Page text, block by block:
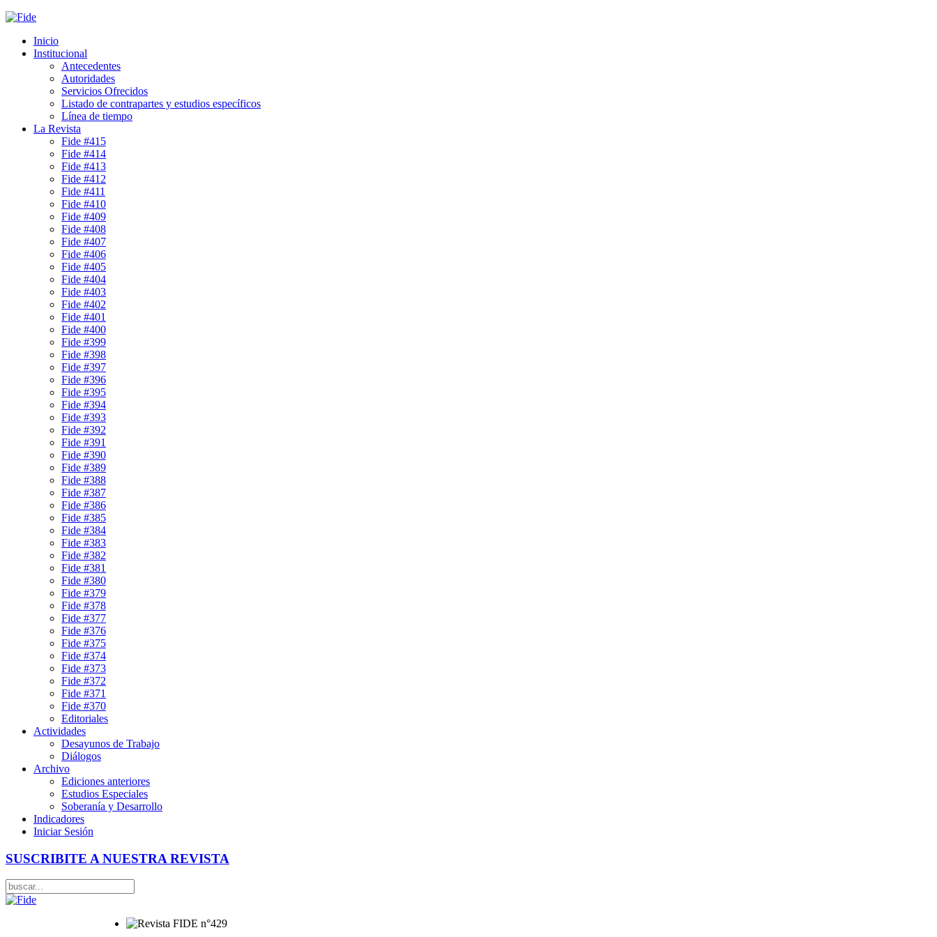
Inicio
Institucional
Antecedentes
Autoridades
Servicios Ofrecidos
Listado de contrapartes y estudios específicos
Línea de tiempo
La Revista
Fide #415
Fide #414
Fide #413
Fide #412
Fide #411
Fide #410
Fide #409
Fide #408
Fide #407
Fide #406
Fide #405
Fide #404
Fide #403
Fide #402
Fide #401
Fide #400
Fide #399
Fide #398
Fide #397
Fide #396
Fide #395
Fide #394
Fide #393
Fide #392
Fide #391
Fide #390
Fide #389
Fide #388
Fide #387
Fide #386
Fide #385
Fide #384
Fide #383
Fide #382
Fide #381
Fide #380
Fide #379
Fide #378
Fide #377
Fide #376
Fide #375
Fide #374
Fide #373
Fide #372
Fide #371
Fide #370
Editoriales
Actividades
Desayunos de Trabajo
Diálogos
Archivo
Ediciones anteriores
Estudios Especiales
Soberanía y Desarrollo
Indicadores
Iniciar Sesión
SUSCRIBITE A NUESTRA REVISTA